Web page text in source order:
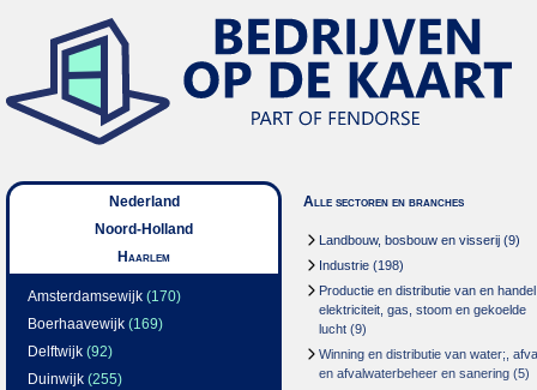
Nederland
Noord-Holland
Haarlem
Amsterdamsewijk (170)
Boerhaavewijk (169)
Delftwijk (92)
Duinwijk (255)
Alle sectoren en branches
Landbouw, bosbouw en visserij (9)
Industrie (198)
Productie en distributie van en
elektriciteit, gas, stoom en gekoelde
lucht (9)
Winning en distributie van water;,
en afvalwaterbeheer en sanering (5)